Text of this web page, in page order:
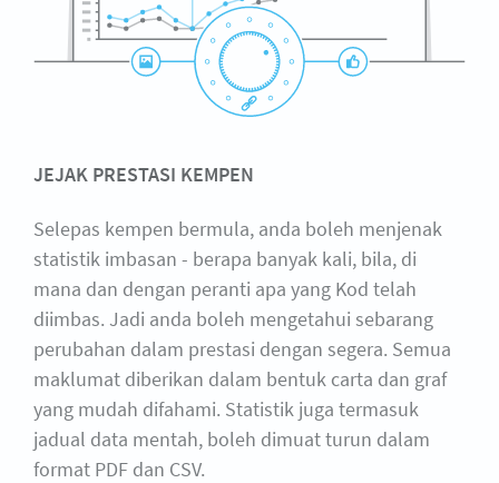
JEJAK PRESTASI KEMPEN
Selepas kempen bermula, anda boleh menjenak
statistik imbasan - berapa banyak kali, bila, di
mana dan dengan peranti apa yang Kod telah
diimbas. Jadi anda boleh mengetahui sebarang
perubahan dalam prestasi dengan segera. Semua
maklumat diberikan dalam bentuk carta dan graf
yang mudah difahami. Statistik juga termasuk
jadual data mentah, boleh dimuat turun dalam
format PDF dan CSV.